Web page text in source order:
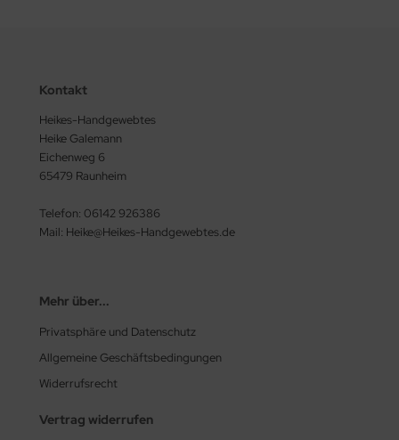
Kontakt
Heikes-Handgewebtes
Heike Galemann
Eichenweg 6
65479 Raunheim
Telefon: 06142 926386
Mail: Heike@Heikes-Handgewebtes.de
Mehr über...
Privatsphäre und Datenschutz
Allgemeine Geschäftsbedingungen
Widerrufsrecht
Vertrag widerrufen